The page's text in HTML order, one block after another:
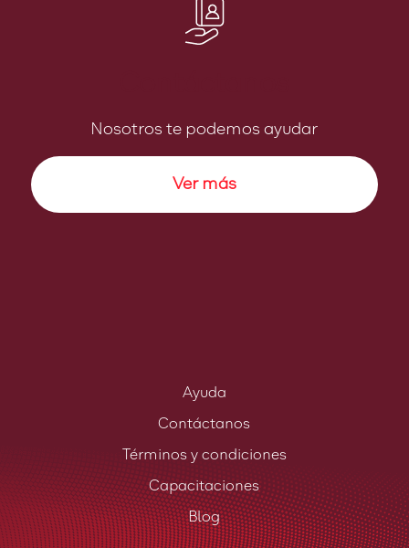
Nosotros te podemos ayudar
Ver más
Ayuda
Contáctanos
Términos y condiciones
Capacitaciones
Blog